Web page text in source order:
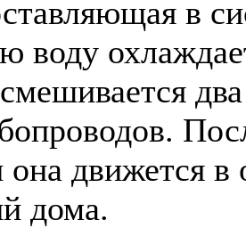
в
воду
она движется
дома.